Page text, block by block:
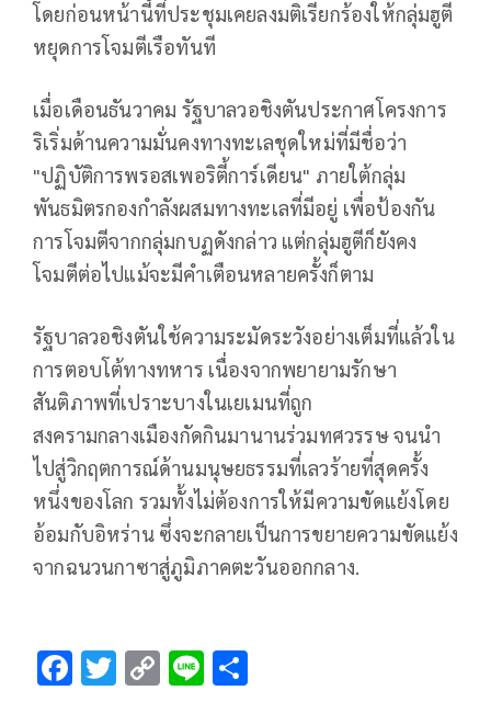
โดยก่อนหน้านี้ที่ประชุมเคยลงมติเรียกร้องให้กลุ่มฮูตี
หยุดการโจมตีเรือทันที
เมื่อเดือนธันวาคม รัฐบาลวอชิงตันประกาศโครงการ
ริเริ่มด้านความมั่นคงทางทะเลชุดใหม่ที่มีชื่อว่า
"ปฏิบัติการพรอสเพอริตี้การ์เดียน" ภายใต้กลุ่ม
พันธมิตรกองกำลังผสมทางทะเลที่มีอยู่ เพื่อป้องกัน
การโจมตีจากกลุ่มกบฏดังกล่าว แต่กลุ่มฮูตีก็ยังคง
โจมตีต่อไปแม้จะมีคำเตือนหลายครั้งก็ตาม
รัฐบาลวอชิงตันใช้ความระมัดระวังอย่างเต็มที่แล้วใน
การตอบโต้ทางทหาร เนื่องจากพยายามรักษา
สันติภาพที่เปราะบางในเยเมนที่ถูก
สงครามกลางเมืองกัดกินมานานร่วมทศวรรษ จนนำ
ไปสู่วิกฤตการณ์ด้านมนุษยธรรมที่เลวร้ายที่สุดครั้ง
หนึ่งของโลก รวมทั้งไม่ต้องการให้มีความขัดแย้งโดย
อ้อมกับอิหร่าน ซึ่งจะกลายเป็นการขยายความขัดแย้ง
จากฉนวนกาซาสู่ภูมิภาคตะวันออกกลาง.
F T C Li